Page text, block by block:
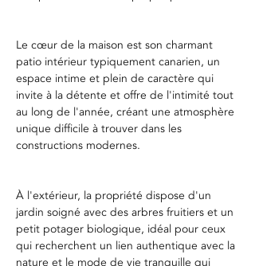
Le cœur de la maison est son charmant
patio intérieur typiquement canarien, un
espace intime et plein de caractère qui
invite à la détente et offre de l'intimité tout
au long de l'année, créant une atmosphère
unique difficile à trouver dans les
constructions modernes.
À l'extérieur, la propriété dispose d'un
jardin soigné avec des arbres fruitiers et un
petit potager biologique, idéal pour ceux
qui recherchent un lien authentique avec la
nature et le mode de vie tranquille qui